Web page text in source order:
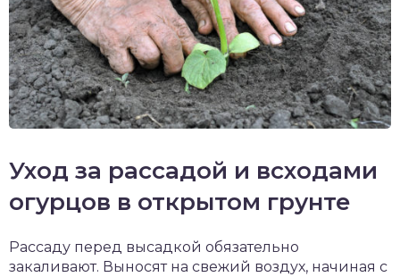
Уход за рассадой и всходами
огурцов в открытом грунте
Рассаду перед высадкой обязательно
закаливают. Выносят на свежий воздух, начиная с